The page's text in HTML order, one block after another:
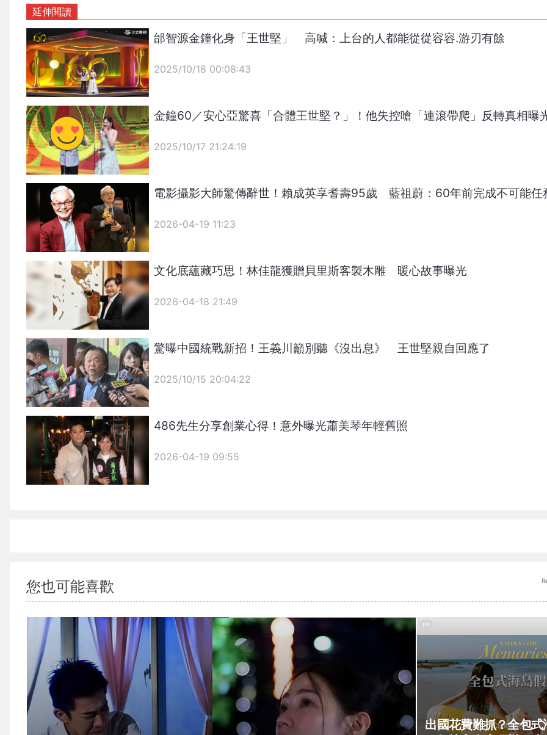
延伸閱讀
{PLAYICON}
邰智源金鐘化身「王世堅」 高喊：上台的人都能從從容容.游刃有餘
2025/10/18 00:08:43
{PLAYICON}
金鐘60／安心亞驚喜「合體王世堅？」！他失控嗆「連滾帶爬」反轉真相曝
2025/10/17 21:24:19
電影攝影大師驚傳辭世！賴成英享耆壽95歲 藍祖蔚：60年前完成不可能任
2026-04-19 11:23
文化底蘊藏巧思！林佳龍獲贈貝里斯客製木雕 暖心故事曝光
2026-04-18 21:49
{PLAYICON}
驚曝中國統戰新招！王義川籲別聽《沒出息》 王世堅親自回應了
2025/10/15 20:04:22
486先生分享創業心得！意外曝光蕭美琴年輕舊照
2026-04-19 09:55
您也可能喜歡
出國花費難抓？全包式
PR